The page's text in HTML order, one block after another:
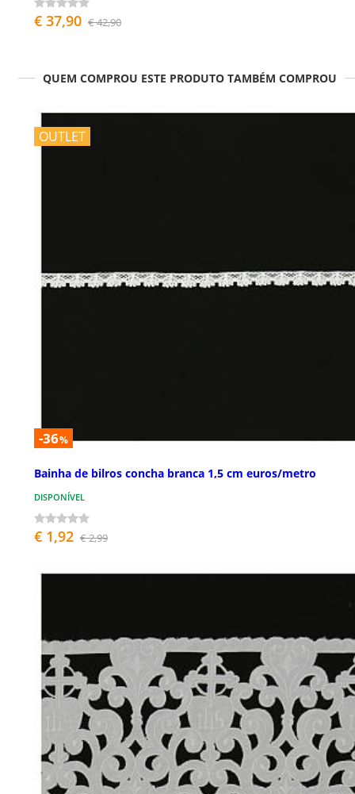
€ 37,90 € 42,90
QUEM COMPROU ESTE PRODUTO TAMBÉM COMPROU
OUTLET
-36%
Bainha de bilros concha branca 1,5 cm euros/metro
DISPONÍVEL
€ 1,92 € 2,99